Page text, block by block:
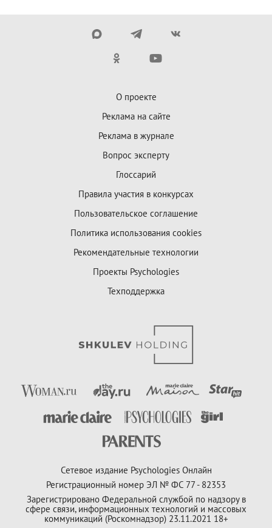
О проекте
Реклама на сайте
Реклама в журнале
Вопрос эксперту
Глоссарий
Правила участия в конкурсах
Пользовательское соглашение
Политика использования cookies
Рекомендательные технологии
Проекты Psychologies
Техподдержка
Сетевое издание Psychologies Онлайн
Регистрационный номер ЭЛ № ФС 77 - 82353
Зарегистрировано Федеральной службой по надзору в
сфере связи, информационных технологий и массовых
коммуникаций (Роскомнадзор) 23.11.2021 18+